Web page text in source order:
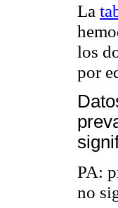
La
los
por
PA:
no